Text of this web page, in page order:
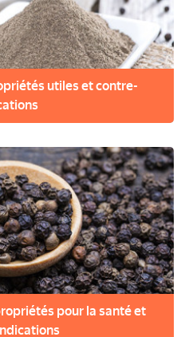
utiles et contre-
pour la santé et